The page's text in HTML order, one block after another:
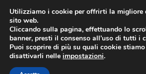
contenuto
Deus Ex
Utilizziamo i cookie per offrirti la migliore
sito web.
Cliccando sulla pagina, effettuando lo
banner, presti il consenso all’uso di tutti i
Puoi scoprire di più su quali cookie
disattivarli nelle impostazioni.